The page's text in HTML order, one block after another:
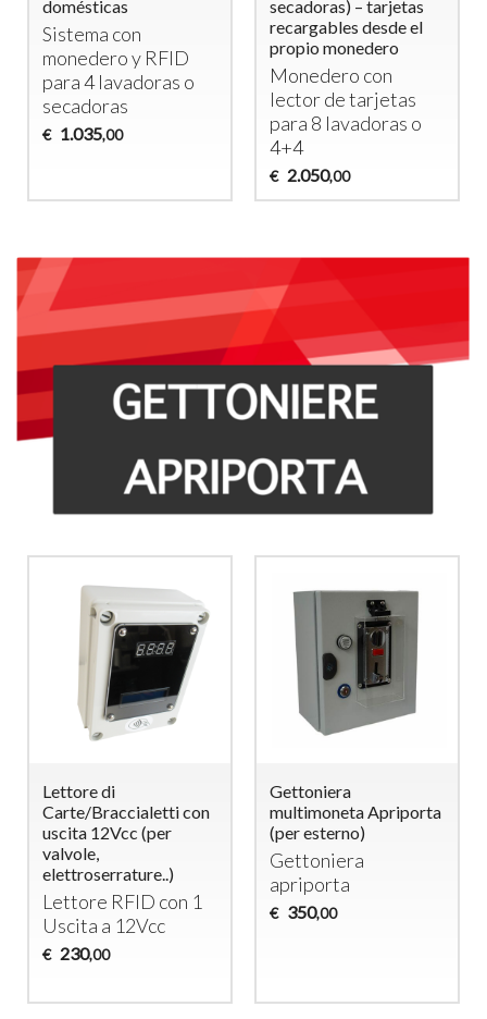
domésticas
Sistema con
monedero y RFID
para 4 lavadoras o
secadoras
€ 1.035,00
secadoras) – tarjetas
recargables desde el
propio monedero
Monedero con
lector de tarjetas
para 8 lavadoras o
4+4
€ 2.050,00
Lettore di
Carte/Braccialetti con
uscita 12Vcc (per
valvole,
elettroserrature..)
Lettore RFID con 1
Uscita a 12Vcc
€ 230,00
Gettoniera
multimoneta Apriporta
(per esterno)
Gettoniera
apriporta
€ 350,00